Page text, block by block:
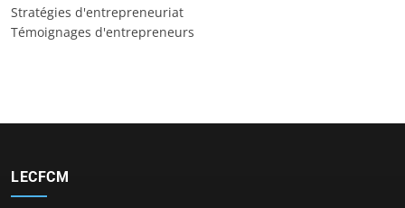
Stratégies d'entrepreneuriat
Témoignages d'entrepreneurs
LECFCM